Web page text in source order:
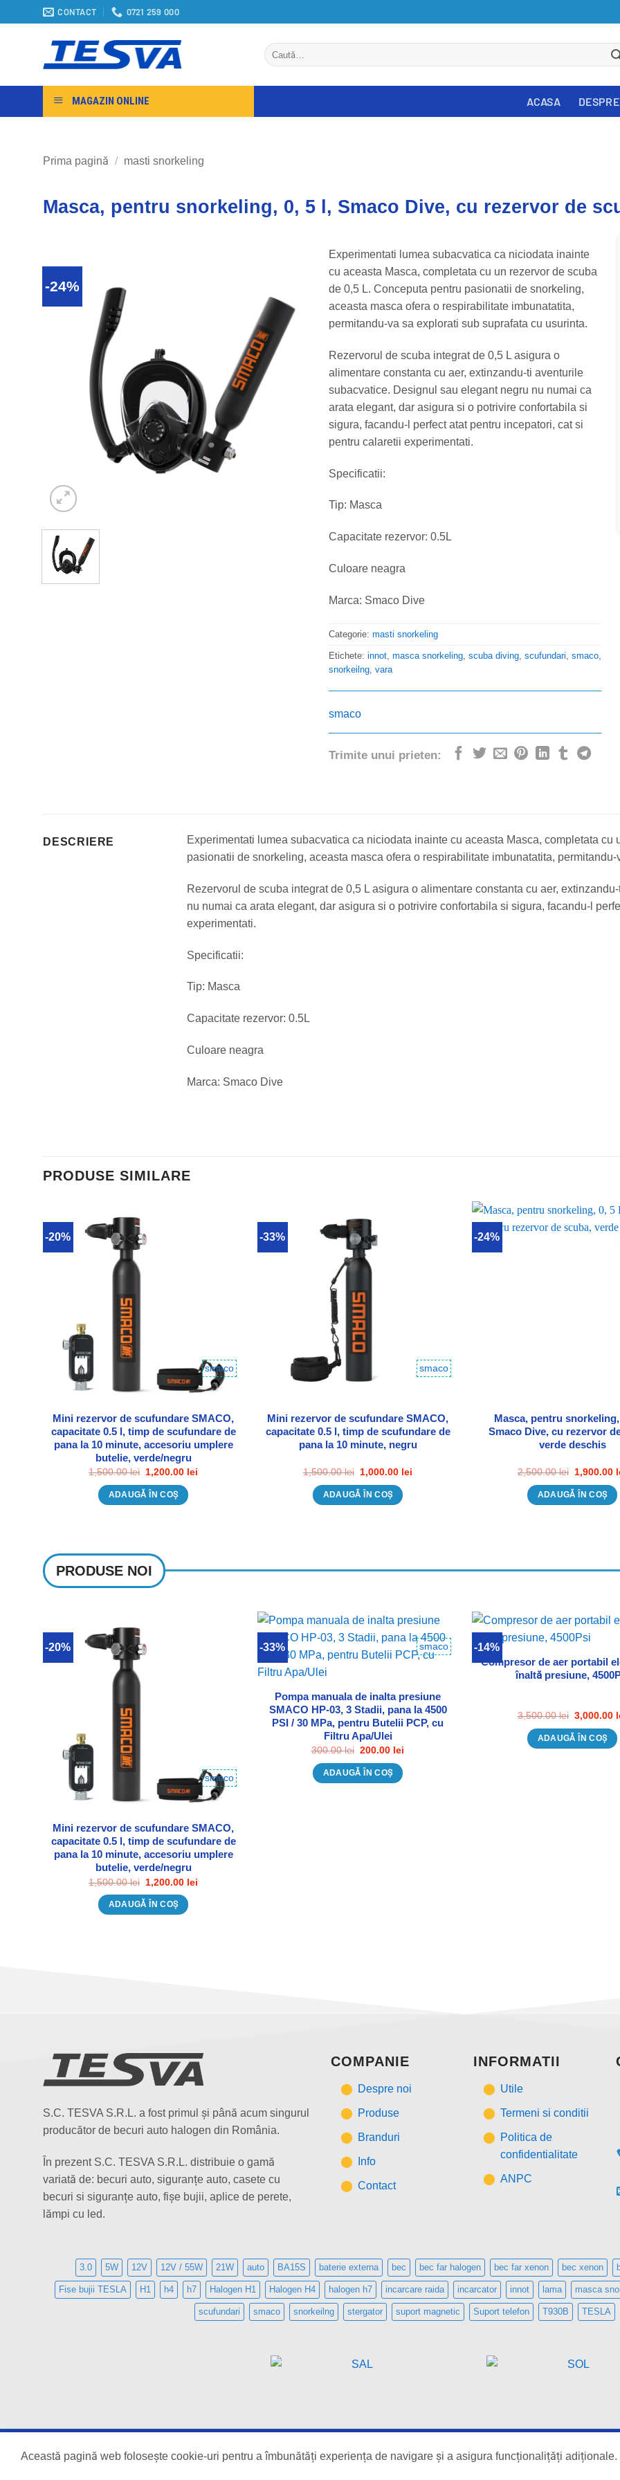
la
CONTACT 0721 259 000
Caută
după:
MAGAZIN ONLINE ACASA
Prima pagină / masti snorkeling
Masca, pentru snorkeling, 0, 5 l, Smaco Dive, cu rezervor de
-24%
Adauga in Wishlist
Experimentati lumea subacvatica ca niciodata inainte
cu aceasta Masca, completata cu un rezervor de scuba
de 0,5 L. Conceputa pentru pasionatii de snorkeling,
aceasta masca ofera o respirabilitate imbunatatita,
permitandu-va sa explorati sub suprafata cu usurinta.
Rezervorul de scuba integrat de 0,5 L asigura o
alimentare constanta cu aer, extinzandu-ti aventurile
subacvatice. Designul sau elegant negru nu numai ca
arata elegant, dar asigura si o potrivire confortabila si
sigura, facandu-l perfect atat pentru incepatori, cat si
pentru calaretii experimentati.
Specificatii:
Tip: Masca
Capacitate rezervor: 0.5L
Culoare neagra
Marca: Smaco Dive
Categorie: masti snorkeling
Etichete: innot, masca snorkeling, scuba diving, scufundari smaco,
snorkeilng, vara
smaco
Trimite unui prieten:
DESCRIERE
Experimentati lumea subacvatica ca niciodata inainte cu aceasta Masca, completata
pasionatii de snorkeling, aceasta masca ofera o respirabilitate imbunatatita,
Rezervorul de scuba integrat de 0,5 L asigura o alimentare constanta cu aer,
nu numai ca arata elegant, dar asigura si o potrivire confortabila si sigura, facandu-l
experimentati.
Specificatii:
Tip: Masca
Capacitate rezervor: 0.5L
Culoare neagra
Marca: Smaco Dive
PRODUSE SIMILARE
-20%
Mini rezervor de scufundare SMACO,
capacitate 0.5 l, timp de scufundare de
pana la 10 minute, accesoriu umplere
butelie, verde/negru
smaco
1,500.00lei Prețul
a
fost:
1,200.00 lei
ADAUGĂ ÎN COȘ
-33%
Adauga in Wishlist
Mini rezervor de scufundare SMACO,
capacitate 0.5 l, timp de scufundare de
pana la 10 minute, negru
smaco
1,500.00lei Prețul
a
fost:
1,000.00 lei
ADAUGĂ ÎN COȘ
-24%
Masca, pentru
Smaco Dive, cu rezervor
verde deschis
2,500.00lei Prețul
a
fost:
1,900.00
ADAUGĂ ÎN COȘ
PRODUSE NOI
-20%
Mini rezervor de scufundare SMACO,
capacitate 0.5 l, timp de scufundare de
pana la 10 minute, accesoriu umplere
butelie, verde/negru
smaco
1,500.00lei Prețul
a
fost:
1,200.00 lei
ADAUGĂ ÎN COȘ
-33%
Adauga in Wishlist
Pompa manuala de inalta presiune
SMACO HP-03, 3 Stadii, pana la 4500
PSI / 30 MPa, pentru Butelii PCP, cu
Filtru Apa/Ulei
smaco
300.00lei Prețul
a
fost:
200.00 lei
ADAUGĂ ÎN COȘ
-14%
Adauga
Compresor de aer portabil
înaltă presiune,
3,500.00lei Prețul
a
fost:
3,000.00
ADAUGĂ ÎN COȘ
S.C. TESVA S.R.L. a fost primul și până acum singurul
producător de becuri auto halogen din România.
În prezent S.C. TESVA S.R.L. distribuie o gamă
variată de: becuri auto, siguranțe auto, casete cu
becuri si siguranțe auto, fișe bujii, aplice de perete,
lămpi cu led.
COMPANIE
Despre noi
Produse
Branduri
Info
Contact
INFORMATII
Utile
Termeni si conditii
Politica de
confidentialitate
ANPC
3.0 5W 12V 12V / 55W 21W auto BA15S baterie externa bec bec far halogen bec far xenon bec xenon
Fise bujii TESLA H1 h4 h7 Halogen H1 Halogen H4 halogen h7 incarcare raida incarcator innot lama masca
scufundari smaco snorkeilng stergator suport magnetic Suport telefon T930B TESLA
Această pagină web folosește cookie-uri pentru a îmbunătăți experiența de navigare și a asigura funcționalițăți adiționale.